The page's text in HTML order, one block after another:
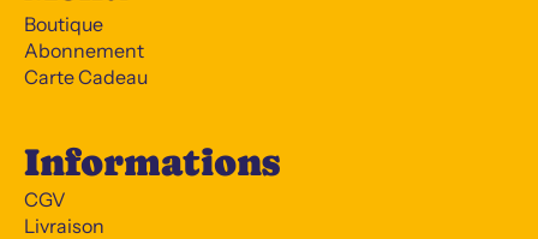
Boutique
Abonnement
Carte Cadeau
Informations
CGV
Livraison